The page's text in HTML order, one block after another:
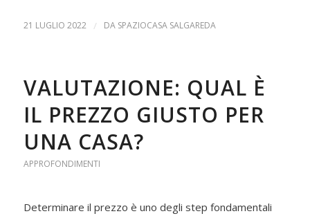
21 LUGLIO 2022 / DA SPAZIOCASA SALGAREDA
VALUTAZIONE: QUAL È
IL PREZZO GIUSTO PER
UNA CASA?
APPROFONDIMENTI
Determinare il prezzo è uno degli step fondamentali